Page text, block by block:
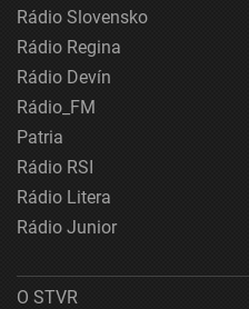
Rádio Slovensko
Rádio Regina
Rádio Devín
Rádio_FM
Patria
Rádio RSI
Rádio Litera
Rádio Junior
O STVR